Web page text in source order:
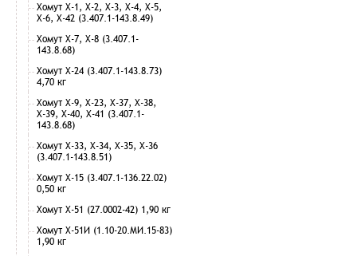
Хомут Х-1, Х-2, Х-3, Х-4, Х-5,
Х-6, Х-42 (3.407.1-143.8.49)
Хомут Х-7, Х-8 (3.407.1-
143.8.68)
Хомут Х-24 (3.407.1-143.8.73)
4,70 кг
Хомут Х-9, Х-23, Х-37, Х-38,
Х-39, Х-40, Х-41 (3.407.1-
143.8.68)
Хомут Х-33, Х-34, Х-35, Х-36
(3.407.1-143.8.51)
Хомут Х-15 (3.407.1-136.22.02)
0,50 кг
Хомут Х-51 (27.0002-42) 1,90 кг
Хомут Х-51И (1.10-20.МИ.15-83)
1,90 кг